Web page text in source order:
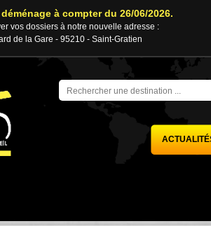
à compter du 26/06/2026.
vos dossiers à notre nouvelle adresse :
de la Gare - 95210 - Saint-Gratien